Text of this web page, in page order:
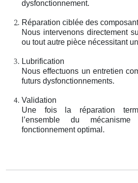
dysfonctionnement.
Réparation ciblée des
Nous intervenons directement
ou tout autre pièce nécessitant
Lubrification
Nous effectuons un entretien
futurs dysfonctionnements.
Validation
Une fois la réparation
l’ensemble du
fonctionnement optimal.